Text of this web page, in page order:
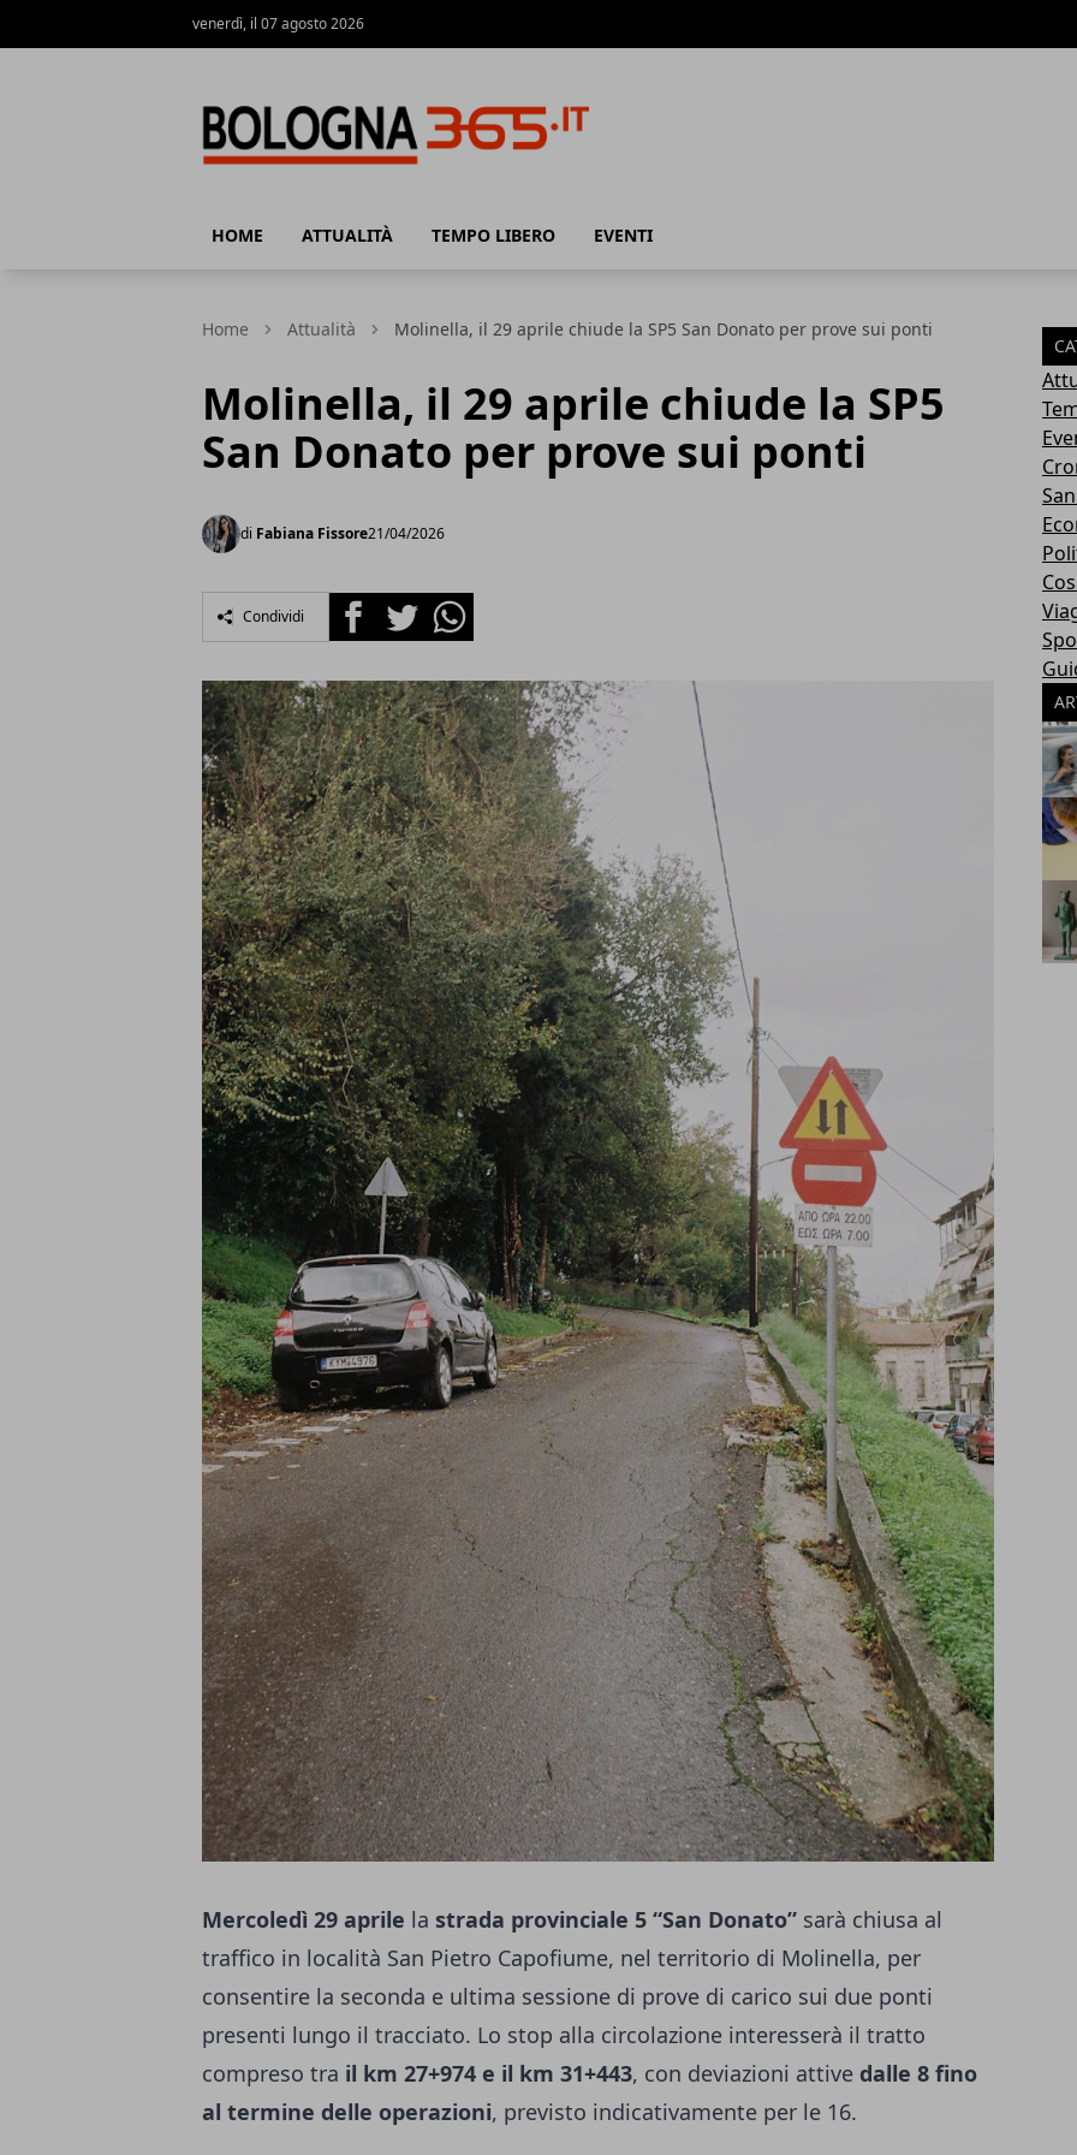
venerdì, il 07 agosto 2026
HOME ATTUALITÀ TEMPO LIBERO EVENTI
Home Attualità Molinella, il 29 aprile chiude la SP5 San Donato per prove sui ponti
Molinella, il 29 aprile chiude la SP5
San Donato per prove sui ponti
di Fabiana Fissore21/04/2026
Condividi FacebookTwitterWhatsapp
Mercoledì 29 aprile la strada provinciale 5 “San Donato” sarà chiusa al
traffico in località San Pietro Capofiume, nel territorio di Molinella, per
consentire la seconda e ultima sessione di prove di carico sui due ponti
presenti lungo il tracciato. Lo stop alla circolazione interesserà il tratto
compreso tra il km 27+974 e il km 31+443, con deviazioni attive dalle 8 fino
al termine delle operazioni, previsto indicativamente per le 16.